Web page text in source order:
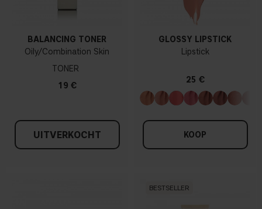
BALANCING TONER
Oily/Combination Skin
TONER
19 €
UITVERKOCHT
GLOSSY LIPSTICK
Lipstick
25 €
KOOP
BESTSELLER